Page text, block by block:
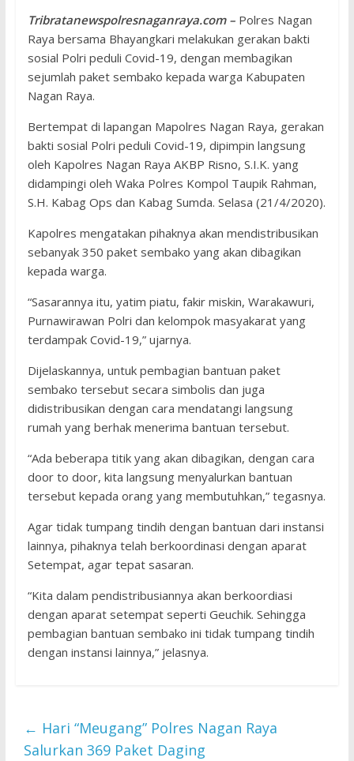
Tribratanewspolresnaganraya.com –Polres Nagan
Raya bersama Bhayangkari melakukan gerakan bakti
sosial Polri peduli Covid-19, dengan membagikan
sejumlah paket sembako kepada warga Kabupaten
Nagan Raya.
Bertempat di lapangan Mapolres Nagan Raya, gerakan
bakti sosial Polri peduli Covid-19, dipimpin langsung
oleh Kapolres Nagan Raya AKBP Risno, S.I.K. yang
didampingi oleh Waka Polres Kompol Taupik Rahman,
S.H. Kabag Ops dan Kabag Sumda. Selasa (21/4/2020).
Kapolres mengatakan pihaknya akan mendistribusikan
sebanyak 350 paket sembako yang akan dibagikan
kepada warga.
“Sasarannya itu, yatim piatu, fakir miskin, Warakawuri,
Purnawirawan Polri dan kelompok masyakarat yang
terdampak Covid-19,” ujarnya.
Dijelaskannya, untuk pembagian bantuan paket
sembako tersebut secara simbolis dan juga
didistribusikan dengan cara mendatangi langsung
rumah yang berhak menerima bantuan tersebut.
“Ada beberapa titik yang akan dibagikan, dengan cara
door to door, kita langsung menyalurkan bantuan
tersebut kepada orang yang membutuhkan,” tegasnya.
Agar tidak tumpang tindih dengan bantuan dari instansi
lainnya, pihaknya telah berkoordinasi dengan aparat
Setempat, agar tepat sasaran.
“Kita dalam pendistribusiannya akan berkoordiasi
dengan aparat setempat seperti Geuchik. Sehingga
pembagian bantuan sembako ini tidak tumpang tindih
dengan instansi lainnya,” jelasnya.
← Hari “Meugang” Polres Nagan Raya
Salurkan 369 Paket Daging